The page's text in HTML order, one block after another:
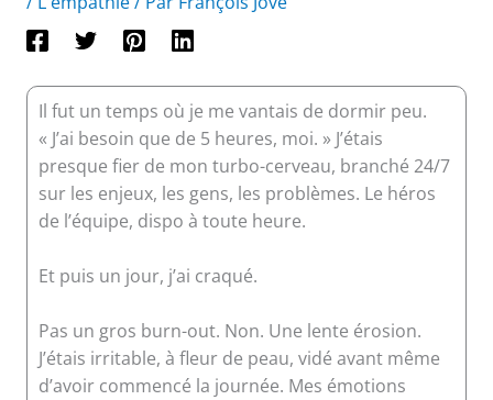
Il fut un temps où je me vantais de dormir peu.
« J’ai besoin que de 5 heures, moi. » J’étais
presque fier de mon turbo-cerveau, branché 24/7
sur les enjeux, les gens, les problèmes. Le héros
de l’équipe, dispo à toute heure.
Et puis un jour, j’ai craqué.
Pas un gros burn-out. Non. Une lente érosion.
J’étais irritable, à fleur de peau, vidé avant même
d’avoir commencé la journée. Mes émotions